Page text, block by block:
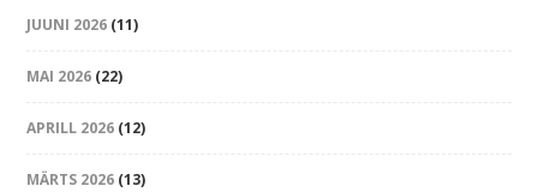
JUUNI 2026 (11)
MAI 2026 (22)
APRILL 2026 (12)
MÄRTS 2026 (13)